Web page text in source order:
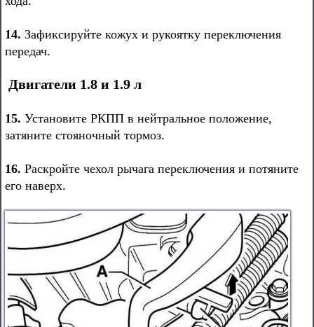
14. Зафиксируйте кожух и рукоятку переключения
передач.
Двигатели 1.8 и 1.9 л
15. Установите РКПП в нейтральное положение,
затяните стояночный тормоз.
16. Раскройте чехол рычага переключения и потяните
его наверх.